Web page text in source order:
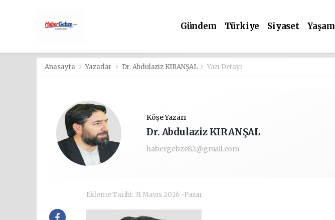
Gündem Türkiye Siyaset Yaşam
Anasayfa Yazarlar Dr. Abdulaziz KIRANŞAL Yazı Detayı
Köşe Yazarı
Dr. Abdulaziz KIRANŞAL
habergebze82@gmail.com
Ekleme Tarihi: 31 Mayıs 2026 -Pazar